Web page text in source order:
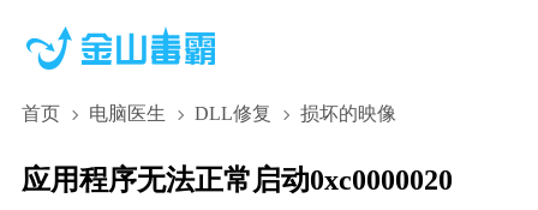
首页 电脑医生 DLL修复 损坏的映像
应用程序无法正常启动0xc0000020